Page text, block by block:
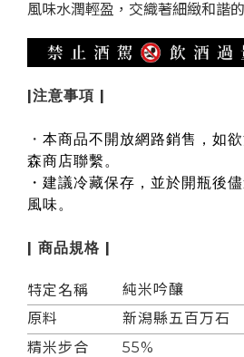
風味水潤輕盈，交織著細緻和諧
|注意事項 |
・ 本商品不開放網路銷售，如
森商店聯繫。
・建議冷藏保存，並於開瓶後
風味。
| 商品規格 |
特定名稱
純米吟釀
原料
新潟縣五百万石
精米步合
55%